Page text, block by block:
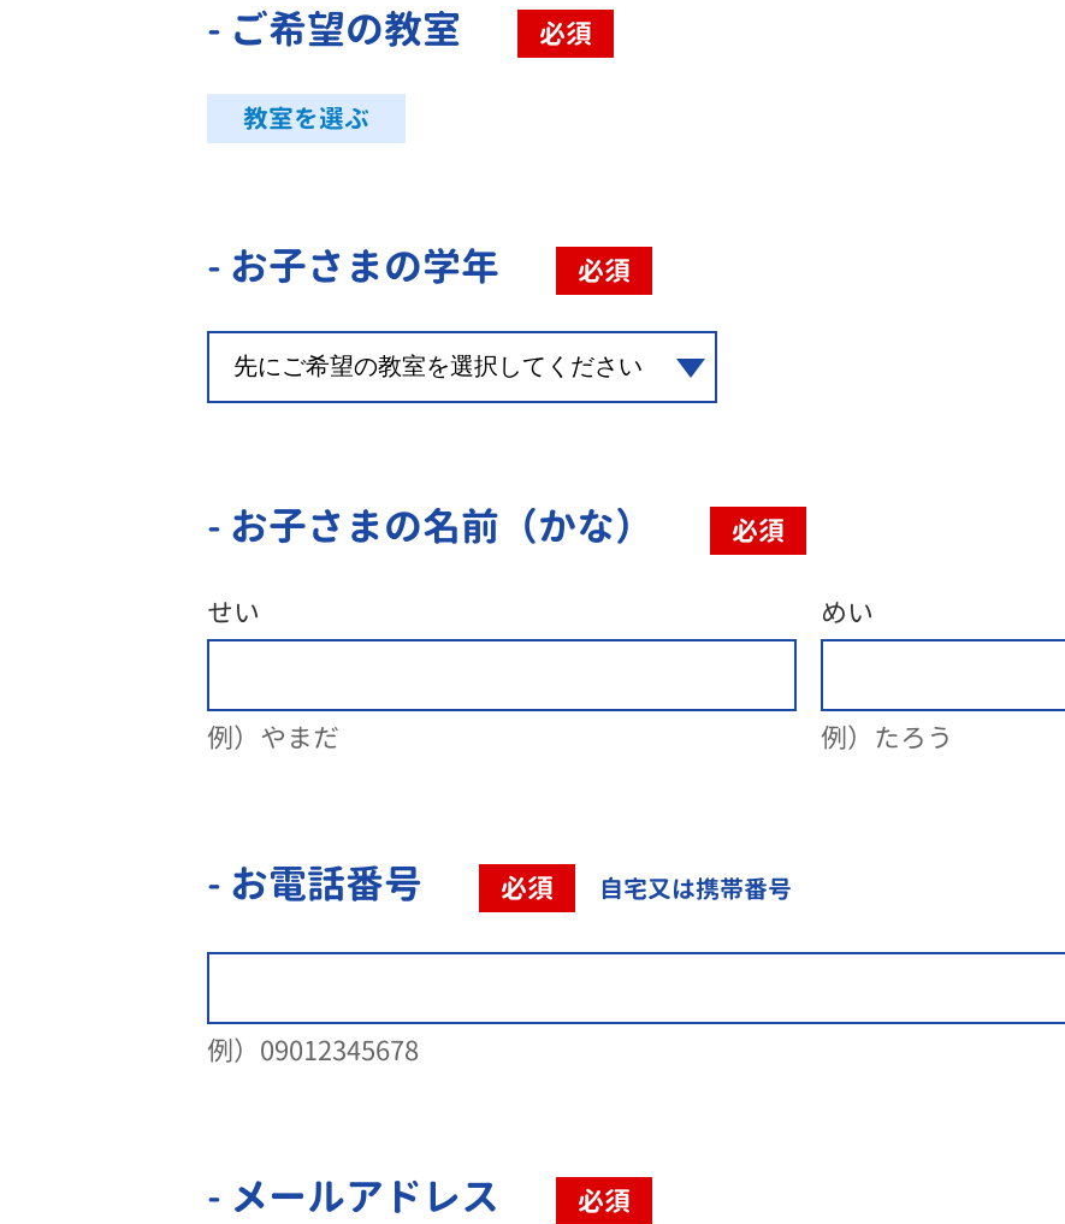
- ご希望の教室 必須
教室を選ぶ
- お子さまの学年 必須
- お子さまの名前（かな） 必須
せい
例）やまだ
めい
例）たろう
- お電話番号 必須 自宅又は携帯番号
例）09012345678
- メールアドレス 必須